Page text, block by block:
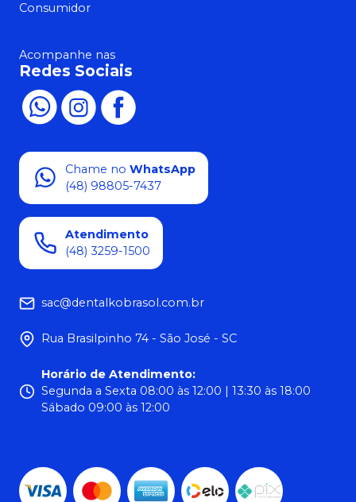
Consumidor
Acompanhe nas
Redes Sociais
Chame no WhatsApp
(48) 98805-7437
Atendimento
(48) 3259-1500
sac@dentalkobrasol.com.br
Rua Brasilpinho 74 - São José - SC
Horário de Atendimento:
Segunda a Sexta 08:00 às 12:00 | 13:30 às 18:00
Sábado 09:00 às 12:00